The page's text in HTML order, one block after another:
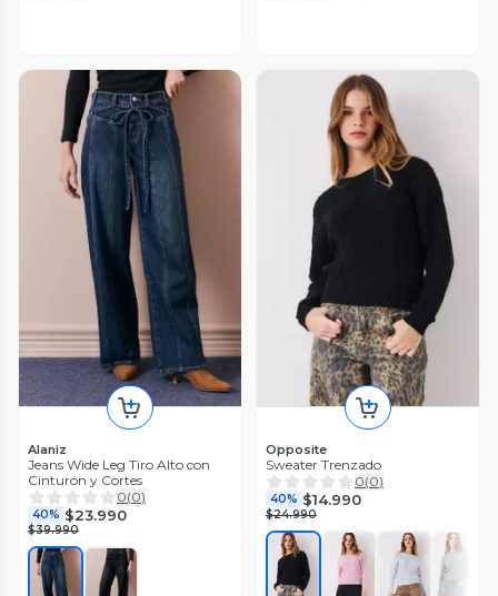
Alaniz
Jeans Wide Leg Tiro Alto con
Cinturón y Cortes
0(0)
40% $23.990
$39.990
Opposite
Sweater Trenzado
0(0)
40% $14.990
$24.990